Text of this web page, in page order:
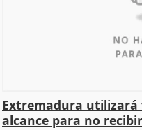
Extremadura utilizará
alcance para no